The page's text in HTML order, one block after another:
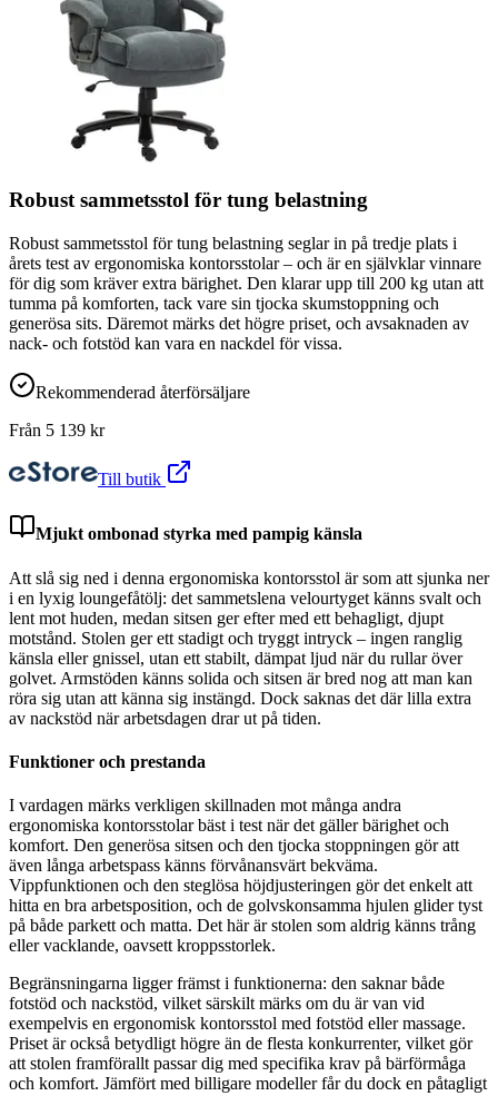
Robust sammetsstol för tung belastning
Robust sammetsstol för tung belastning seglar in på tredje plats i
årets test av ergonomiska kontorsstolar – och är en självklar vinnare
för dig som kräver extra bärighet. Den klarar upp till 200 kg utan att
tumma på komforten, tack vare sin tjocka skumstoppning och
generösa sits. Däremot märks det högre priset, och avsaknaden av
nack- och fotstöd kan vara en nackdel för vissa.
Rekommenderad återförsäljare
Från 5 139 kr
Till butik
Mjukt ombonad styrka med pampig känsla
Att slå sig ned i denna ergonomiska kontorsstol är som att sjunka ner
i en lyxig loungefåtölj: det sammetslena velourtyget känns svalt och
lent mot huden, medan sitsen ger efter med ett behagligt, djupt
motstånd. Stolen ger ett stadigt och tryggt intryck – ingen ranglig
känsla eller gnissel, utan ett stabilt, dämpat ljud när du rullar över
golvet. Armstöden känns solida och sitsen är bred nog att man kan
röra sig utan att känna sig instängd. Dock saknas det där lilla extra
av nackstöd när arbetsdagen drar ut på tiden.
Funktioner och prestanda
I vardagen märks verkligen skillnaden mot många andra
ergonomiska kontorsstolar bäst i test när det gäller bärighet och
komfort. Den generösa sitsen och den tjocka stoppningen gör att
även långa arbetspass känns förvånansvärt bekväma.
Vippfunktionen och den steglösa höjdjusteringen gör det enkelt att
hitta en bra arbetsposition, och de golvskonsamma hjulen glider tyst
på både parkett och matta. Det här är stolen som aldrig känns trång
eller vacklande, oavsett kroppsstorlek.
Begränsningarna ligger främst i funktionerna: den saknar både
fotstöd och nackstöd, vilket särskilt märks om du är van vid
exempelvis en ergonomisk kontorsstol med fotstöd eller massage.
Priset är också betydligt högre än de flesta konkurrenter, vilket gör
att stolen framförallt passar dig med specifika krav på bärförmåga
och komfort. Jämfört med billigare modeller får du dock en påtagligt